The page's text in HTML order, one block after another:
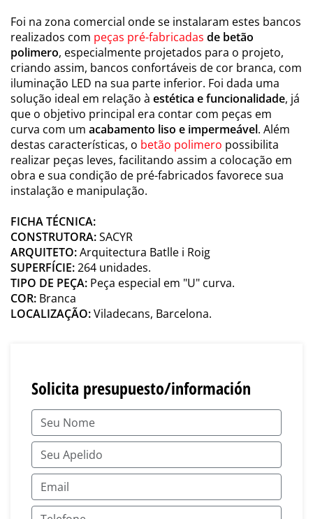
Foi na zona comercial onde se instalaram estes bancos
realizados com peças pré-fabricadas de betão
polimero, especialmente projetados para o projeto,
criando assim, bancos confortáveis de cor branca, com
iluminação LED na sua parte inferior. Foi dada uma
solução ideal em relação à estética e funcionalidade, já
que o objetivo principal era contar com peças em
curva com um acabamento liso e impermeável. Além
destas características, o betão polimero possibilita
realizar peças leves, facilitando assim a colocação em
obra e sua condição de pré-fabricados favorece sua
instalação e manipulação.
FICHA TÉCNICA:
CONSTRUTORA:SACYR
ARQUITETO:Arquitectura Batlle i Roig
SUPERFÍCIE:264 unidades.
TIPO DE PEÇA: Peça especial em "U" curva.
COR: Branca
LOCALIZAÇÃO:Viladecans, Barcelona.
Solicita presupuesto/información